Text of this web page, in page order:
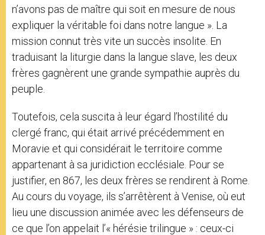
n’avons pas de maître qui soit en mesure de nous
expliquer la véritable foi dans notre langue ». La
mission connut très vite un succès insolite. En
traduisant la liturgie dans la langue slave, les deux
frères gagnèrent une grande sympathie auprès du
peuple.
Toutefois, cela suscita à leur égard l’hostilité du
clergé franc, qui était arrivé précédemment en
Moravie et qui considérait le territoire comme
appartenant à sa juridiction ecclésiale. Pour se
justifier, en 867, les deux frères se rendirent à Rome.
Au cours du voyage, ils s’arrêtèrent à Venise, où eut
lieu une discussion animée avec les défenseurs de
ce que l’on appelait l’« hérésie trilingue » : ceux-ci